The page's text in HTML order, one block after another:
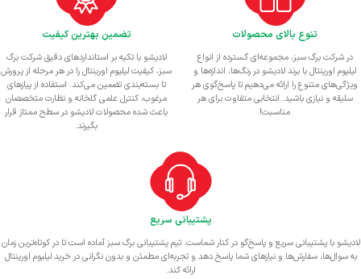
تنوع بالای محصولات
در شرکت برگ سبز، مجموعه‌ای گسترده از انواع
لیلیوم اورینتال با برند لادیشو در رنگ‌ها، اندازه‌ها و
ویژگی‌های متنوع را ارائه می‌دهیم تا پاسخ‌گوی هر
سلیقه و نیازی باشید. انتخابی متفاوت برای هر
مناسبت!
تضمین بهترین کیفیت
لادیشو با تکیه بر استانداردهای دقیق شرکت برگ
سبز، کیفیت لیلیوم اورینتال را در هر مرحله از پرورش
تا بسته‌بندی تضمین می‌کند. استفاده از پیازهای
مرغوب، کنترل علمی گلخانه و نظارت متخصصان
باعث شده محصولات لادیشو در سطح ممتاز قرار
بگیرند.
پشتیبانی سریع
لادیشو با پشتیبانی سریع و پاسخ‌گو در کنار شماست. تیم پشتیبانی برگ سبز آماده است تا در کوتاه‌ترین زمان
به سوال‌ها، سفارش‌ها و نیازهای شما پاسخ دهد و تجربه‌ای مطمئن و بدون نگرانی در خرید لیلیوم اورینتال
ارائه کند.